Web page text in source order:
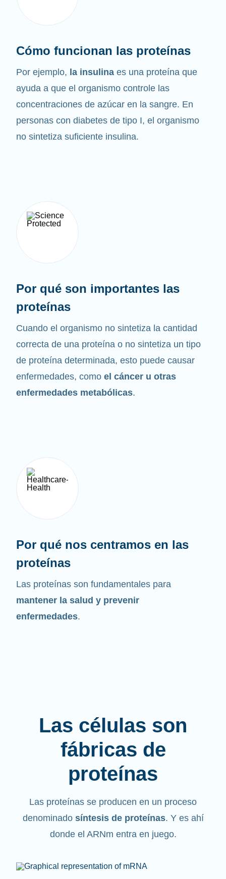
Cómo funcionan las proteínas
Por ejemplo, la insulina es una proteína que
ayuda a que el organismo controle las
concentraciones de azúcar en la sangre. En
personas con diabetes de tipo I, el organismo
no sintetiza suficiente insulina.
Por qué son importantes las
proteínas
Cuando el organismo no sintetiza la cantidad
correcta de una proteína o no sintetiza un tipo
de proteína determinada, esto puede causar
enfermedades, como el cáncer u otras
enfermedades metabólicas.
Por qué nos centramos en las
proteínas
Las proteínas son fundamentales para
mantener la salud y prevenir
enfermedades.
Las células son
fábricas de
proteínas
Las proteínas se producen en un proceso
denominado síntesis de proteínas. Y es ahí
donde el ARNm entra en juego.